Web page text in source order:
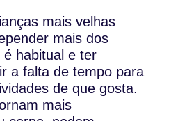
mais velhas
mais dos
habitual e ter
a falta de tempo para
de que gosta.
mais